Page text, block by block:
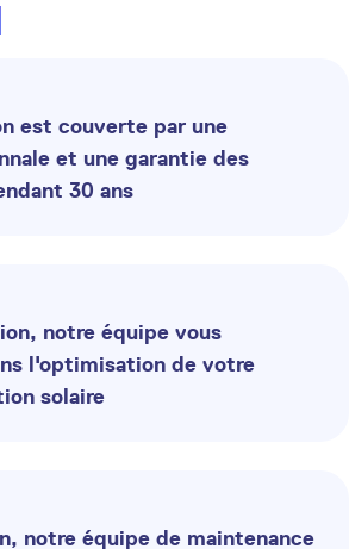
est couverte par une
et une garantie des
30 ans
notre équipe vous
l'optimisation de votre
solaire
notre équipe de maintenance